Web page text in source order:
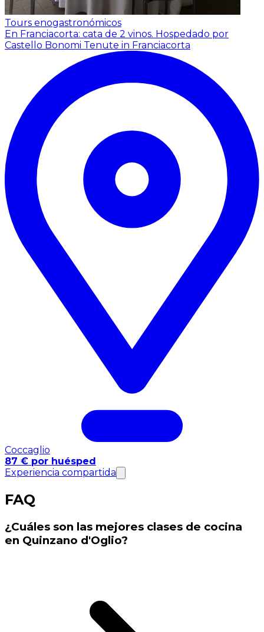
Tours enogastronómicos
En Franciacorta: cata de 2 vinos. Hospedado por
Castello Bonomi Tenute in Franciacorta
Coccaglio
87 € por huésped
Experiencia compartida
FAQ
¿Cuáles son las mejores clases de cocina
en Quinzano d'Oglio?